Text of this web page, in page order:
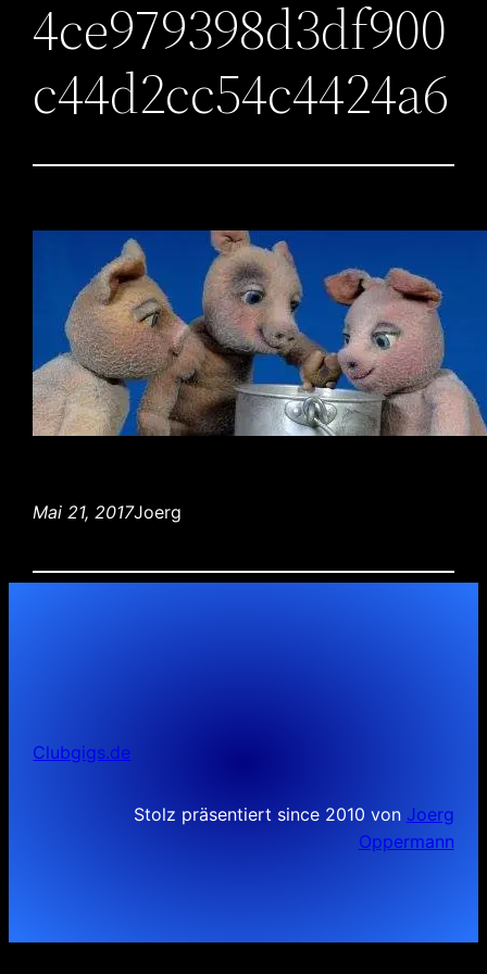
4ce979398d3df900
c44d2cc54c4424a6
Mai 21, 2017Joerg
Clubgigs.de
Stolz präsentiert since 2010 von Joerg
Oppermann